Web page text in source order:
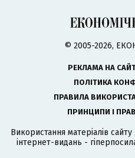
© 2005-2026,
РЕКЛАМА НА
ПОЛІТИКА
ПРАВИЛА
ПРИНЦИПИ І
Використання матеріалів
інтернет-видань -